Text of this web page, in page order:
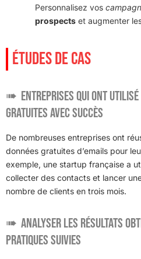
Personnalisez vos
prospects et augmenter
ÉTUDES DE CAS
Entreprises qui ont utilisé
gratuites avec succès
De nombreuses entreprises ont
données gratuites d’emails pour
exemple, une startup française a
collecter des contacts et lancer
nombre de clients en trois mois.
Analyser les résultats
pratiques suivies